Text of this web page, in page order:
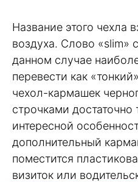
Название этого чехла
воздуха. Слово «slim»
данном случае
перевести как
чехол-кармашек
строчками достаточно
интересной
дополнительный
поместится
визиток или